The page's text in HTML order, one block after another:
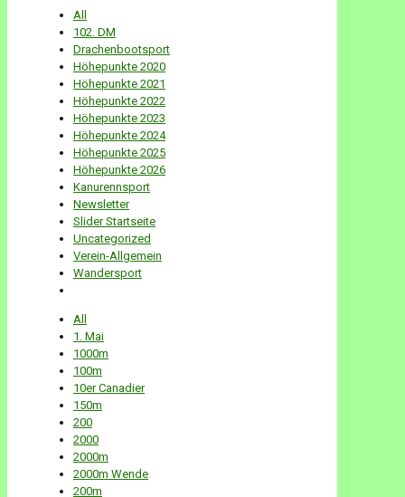
All
102. DM
Drachenbootsport
Höhepunkte 2020
Höhepunkte 2021
Höhepunkte 2022
Höhepunkte 2023
Höhepunkte 2024
Höhepunkte 2025
Höhepunkte 2026
Kanurennsport
Newsletter
Slider Startseite
Uncategorized
Verein-Allgemein
Wandersport
All
1. Mai
1000m
100m
10er Canadier
150m
200
2000
2000m
2000m Wende
200m